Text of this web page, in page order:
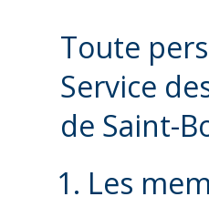
Toute
Service
de Saint-
Les